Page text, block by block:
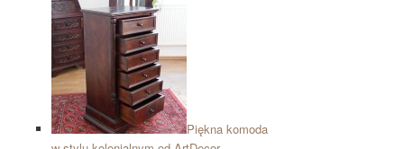
Piękna komoda